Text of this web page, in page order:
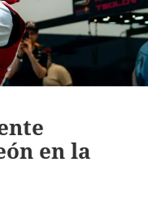
en la